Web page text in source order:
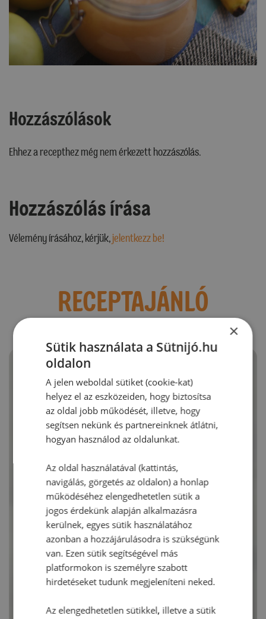
Hozzászólások
Ehhez a recepthez még nem érkezett hozzászólás.
Hozzászólás írása
Vélemény írásához, kérjük,jelentkezz be!
RECEPTAJÁNLÓ
×
Sütik használata a Sütnijó.hu
oldalon
A jelen weboldal sütiket (cookie-kat)
helyez el az eszközeiden, hogy biztosítsa
az oldal jobb működését, illetve, hogy
segítsen nekünk és partnereinknek átlátni,
hogyan használod az oldalunkat.
Az oldal használatával (kattintás,
navigálás, görgetés az oldalon) a honlap
működéséhez elengedhetetlen sütik a
jogos érdekünk alapján alkalmazásra
kerülnek, egyes sütik használatához
azonban a hozzájárulásodra is szükségünk
van. Ezen sütik segítségével más
platformokon is személyre szabott
hirdetéseket tudunk megjeleníteni neked.
Az elengedhetetlen sütikkel, illetve a sütik